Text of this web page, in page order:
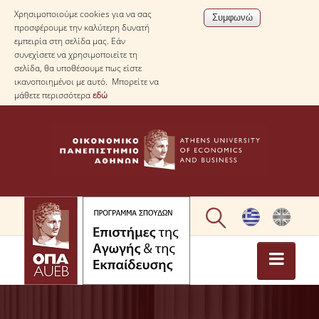
Χρησιμοποιούμε cookies για να σας
προσφέρουμε την καλύτερη δυνατή
εμπειρία στη σελίδα μας. Εάν
συνεχίσετε να χρησιμοποιείτε τη
σελίδα, θα υποθέσουμε πως είστε
ικανοποιημένοι με αυτό. Μπορείτε να
μάθετε περισσότεραεδώ
ΑΡΧΙΚΗ